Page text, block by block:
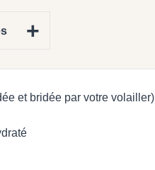
+
et bridée par votre volailler)